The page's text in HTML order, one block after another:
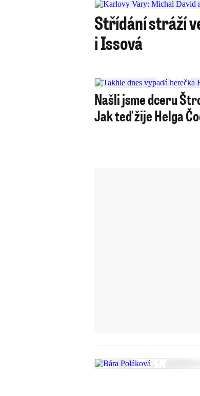
Střídání stráží
i Issová
Našli jsme dceru
Jak teď žije Helga